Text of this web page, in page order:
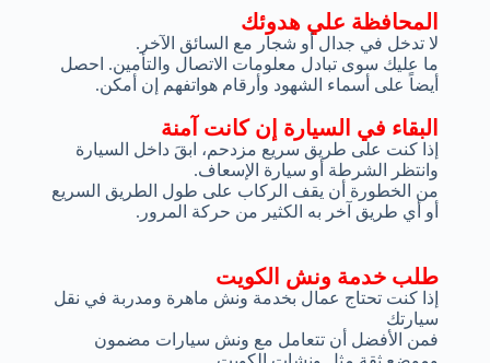
البقاء في السيارة إن كانت آمنة
إذا كنت على طريق سريع مزدحم، ابقَ داخل السيارة
وانتظر الشرطة أو سيارة الإسعاف.
من الخطورة أن يقف الركاب على طول الطريق السريع
أو أي طريق آخر به الكثير من حركة المرور.
المحافظة علي هدوئك
لا تدخل في جدال أو شجار مع السائق الآخر.
ما عليك سوى تبادل معلومات الاتصال والتأمين. احصل
أيضاً على أسماء الشهود وأرقام هواتفهم إن أمكن.
طلب خدمة ونش الكويت
إذا كنت تحتاج عمال بخدمة ونش ماهرة ومدربة في نقل
سيارتك
فمن الأفضل أن تتعامل مع ونش سيارات مضمون